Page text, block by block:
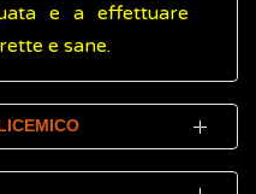
e a effettuare
e sane.